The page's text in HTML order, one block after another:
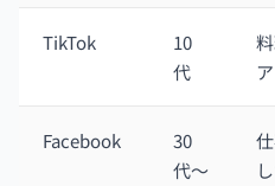
TikTok
10
代
Facebook
30
代〜